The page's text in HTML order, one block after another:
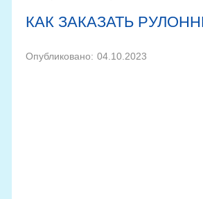
КАК ЗАКАЗАТЬ
Опубликовано: 04.10.2023